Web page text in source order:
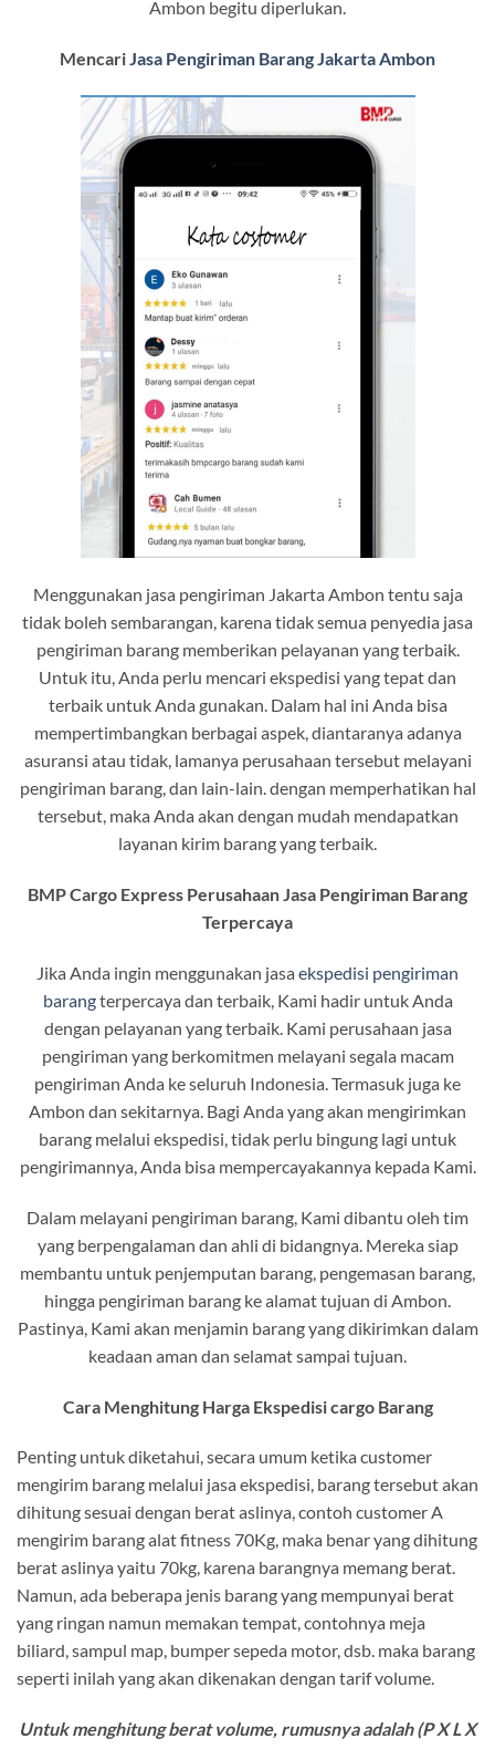
Ambon begitu diperlukan.
MencariJasa Pengiriman Barang Jakarta Ambon
Menggunakan jasa pengiriman Jakarta Ambon tentu saja
tidak boleh sembarangan, karena tidak semua penyedia jasa
pengiriman barang memberikan pelayanan yang terbaik.
Untuk itu, Anda perlu mencari ekspedisi yang tepat dan
terbaik untuk Anda gunakan. Dalam hal ini Anda bisa
mempertimbangkan berbagai aspek, diantaranya adanya
asuransi atau tidak, lamanya perusahaan tersebut melayani
pengiriman barang, dan lain-lain. dengan memperhatikan hal
tersebut, maka Anda akan dengan mudah mendapatkan
layanan kirim barang yang terbaik.
BMP Cargo Express Perusahaan Jasa Pengiriman Barang
Terpercaya
Jika Anda ingin menggunakan jasa ekspedisi pengiriman
barangterpercaya dan terbaik, Kami hadir untuk Anda
dengan pelayanan yang terbaik. Kami perusahaan jasa
pengiriman yang berkomitmen melayani segala macam
pengiriman Anda ke seluruh Indonesia. Termasuk juga ke
Ambon dan sekitarnya. Bagi Anda yang akan mengirimkan
barang melalui ekspedisi, tidak perlu bingung lagi untuk
pengirimannya, Anda bisa mempercayakannya kepada Kami.
Dalam melayani pengiriman barang, Kami dibantu oleh tim
yang berpengalaman dan ahli di bidangnya. Mereka siap
membantu untuk penjemputan barang, pengemasan barang,
hingga pengiriman barang ke alamat tujuan di Ambon.
Pastinya, Kami akan menjamin barang yang dikirimkan dalam
keadaan aman dan selamat sampai tujuan.
Cara Menghitung Harga Ekspedisi cargo Barang
Penting untuk diketahui, secara umum ketika customer
mengirim barang melalui jasa ekspedisi, barang tersebut akan
dihitung sesuai dengan berat aslinya, contoh customer A
mengirim barang alat fitness 70Kg, maka benar yang dihitung
berat aslinya yaitu 70kg, karena barangnya memang berat.
Namun, ada beberapa jenis barang yang mempunyai berat
yang ringan namun memakan tempat, contohnya meja
biliard, sampul map, bumper sepeda motor, dsb. maka barang
seperti inilah yang akan dikenakan dengan tarif volume.
Untuk menghitung berat volume, rumusnya adalah (P X L X